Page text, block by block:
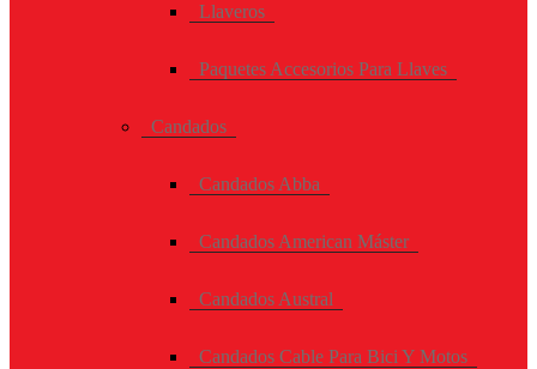
Llaveros
Paquetes Accesorios Para Llaves
Candados
Candados Abba
Candados American Máster
Candados Austral
Candados Cable Para Bici Y Motos